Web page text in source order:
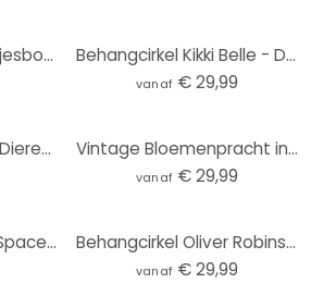
Behangcirkel Sprookjesbos met eenhoorns - Kikki Belle - vliesbehang/zelfklevend vliesbehang Behangcirkel Kikki Belle - De Berenkoning - vliesbehang/zelfklevend vliesbehang
vanaf € 29,99
Behangcirkel Kvilis - Dieren in het Bos - vliesbehang/zelfklevend vliesbehang Vintage Bloemenpracht in de Weide | Bloemenbehang - Lola Peacock - Rond - vliesbehang/zelfklevend vl
vanaf € 29,99
Behangcirkel Outer Space - vliesbehang/zelfklevend vliesbehang Behangcirkel Oliver Robins - Animals and Palm Trees - vliesbehang/zelfklevend vliesbehang
vanaf € 29,99